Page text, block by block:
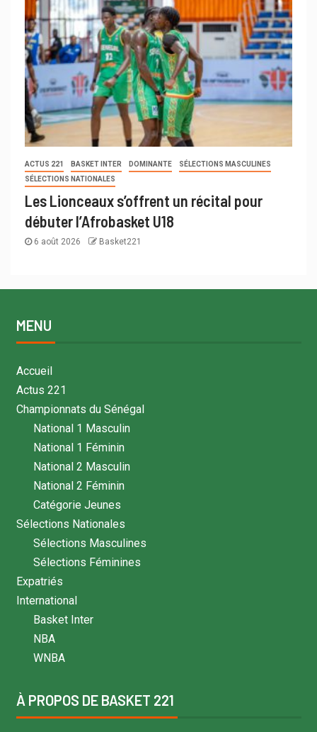
ACTUS 221 BASKET INTER DOMINANTE
SÉLECTIONS MASCULINES
SÉLECTIONS NATIONALES
Les Lionceaux s’offrent un récital pour
débuter l’Afrobasket U18
6 août 2026 Basket221
MENU
Accueil
Actus 221
Championnats du Sénégal
National 1 Masculin
National 1 Féminin
National 2 Masculin
National 2 Féminin
Catégorie Jeunes
Sélections Nationales
Sélections Masculines
Sélections Féminines
Expatriés
International
Basket Inter
NBA
WNBA
À PROPOS DE BASKET 221